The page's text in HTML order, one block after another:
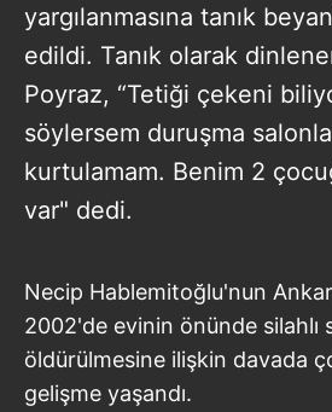
yargılanmasına tanık
edildi. Tanık olarak
Poyraz, “Tetiği çekeni
söylersem duruşma
kurtulamam. Benim 2
var" dedi.
Necip Hablemitoğlu'nun
2002'de evinin önünde silahlı
öldürülmesine ilişkin davada
gelişme yaşandı.